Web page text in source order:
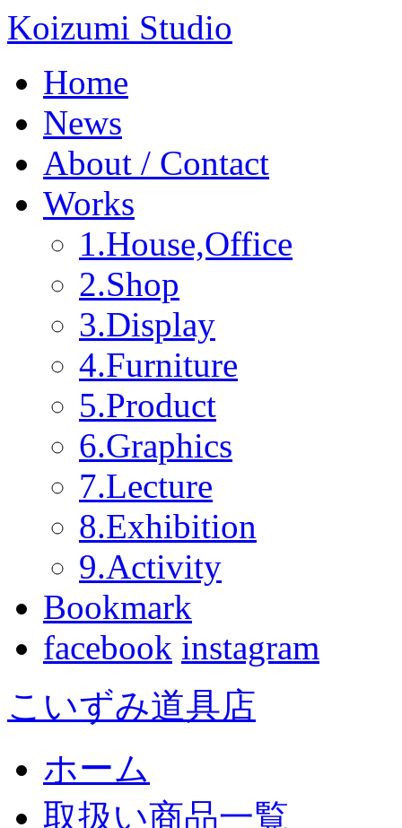
Koizumi Studio
Home
News
About / Contact
Works
1.House,Office
2.Shop
3.Display
4.Furniture
5.Product
6.Graphics
7.Lecture
8.Exhibition
9.Activity
Bookmark
facebook instagram
こいずみ道具店
ホーム
取扱い商品一覧